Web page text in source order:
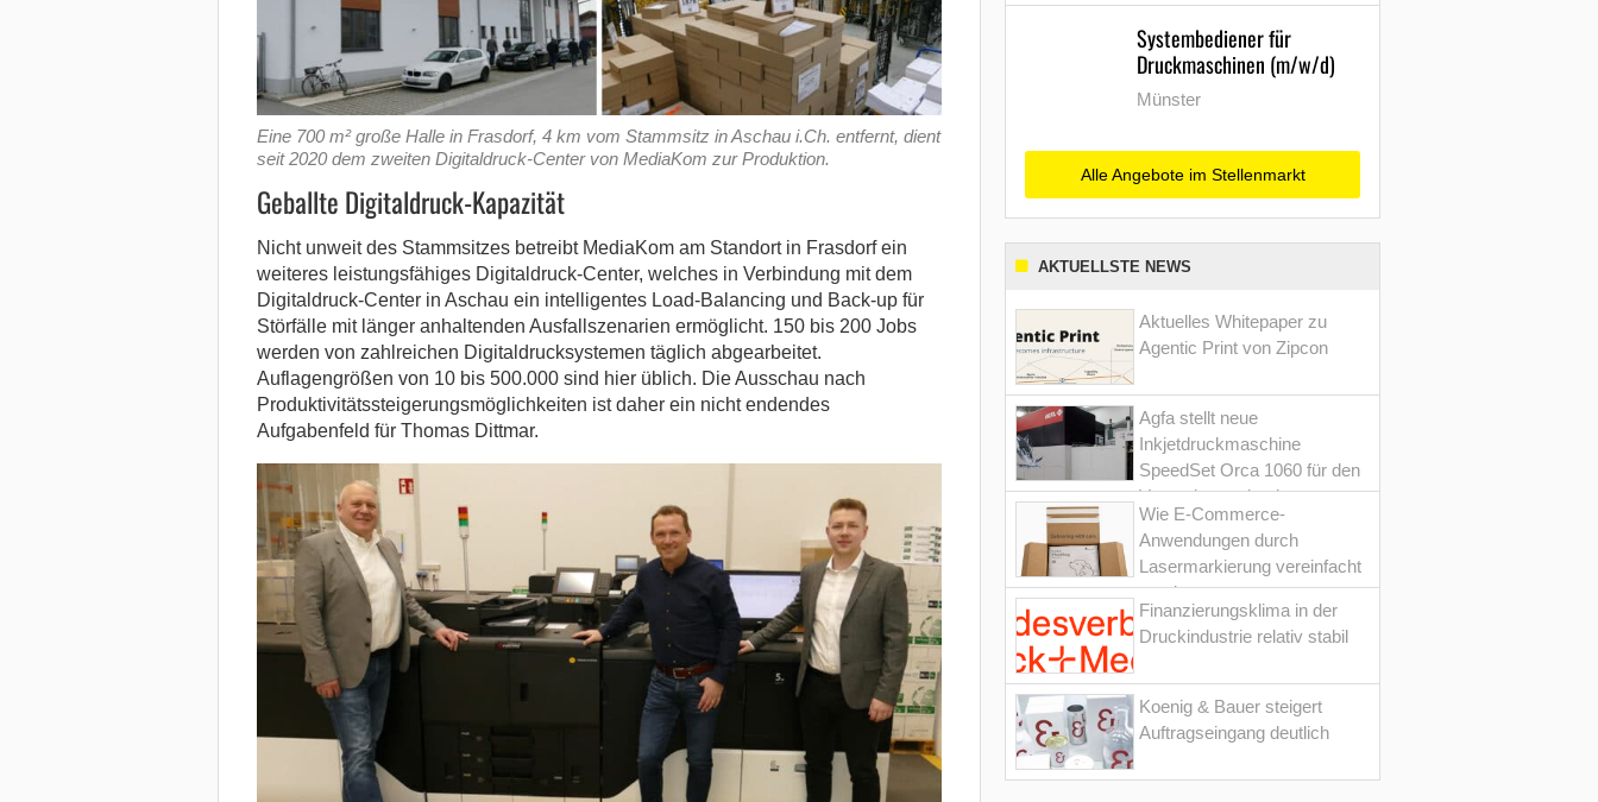
Eine 700 m² große Halle in Frasdorf, 4 km vom Stammsitz in Aschau i.Ch. entfernt, dient
seit 2020 dem zweiten Digitaldruck-Center von MediaKom zur Produktion.
Geballte Digitaldruck-Kapazität
Nicht unweit des Stammsitzes betreibt MediaKom am Standort in Frasdorf ein
weiteres leistungsfähiges Digitaldruck-Center, welches in Verbindung mit dem
Digitaldruck-Center in Aschau ein intelligentes Load-Balancing und Back-up für
Störfälle mit länger anhaltenden Ausfallszenarien ermöglicht. 150 bis 200 Jobs
werden von zahlreichen Digitaldrucksystemen täglich abgearbeitet.
Auflagengrößen von 10 bis 500.000 sind hier üblich. Die Ausschau nach
Produktivitätssteigerungsmöglichkeiten ist daher ein nicht endendes
Aufgabenfeld für Thomas Dittmar.
Systembediener für
Druckmaschinen (m/w/d)
Münster
Alle Angebote im Stellenmarkt
AKTUELLSTE NEWS
Aktuelles Whitepaper zu
Agentic Print von Zipcon
Agfa stellt neue
Inkjetdruckmaschine
SpeedSet Orca 1060 für den
Verpackungsdruck vor
Wie E-Commerce-
Anwendungen durch
Lasermarkierung vereinfacht
werden
Finanzierungsklima in der
Druckindustrie relativ stabil
Koenig & Bauer steigert
Auftragseingang deutlich